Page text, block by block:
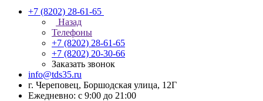
+7 (8202) 28‑61-65
Назад
Телефоны
+7 (8202) 28‑61-65
+7 (8202) 20‑30-66
Заказать звонок
info@tds35.ru
г. Череповец, Боршодская улица, 12Г
Ежедневно: с 9:00 до 21:00